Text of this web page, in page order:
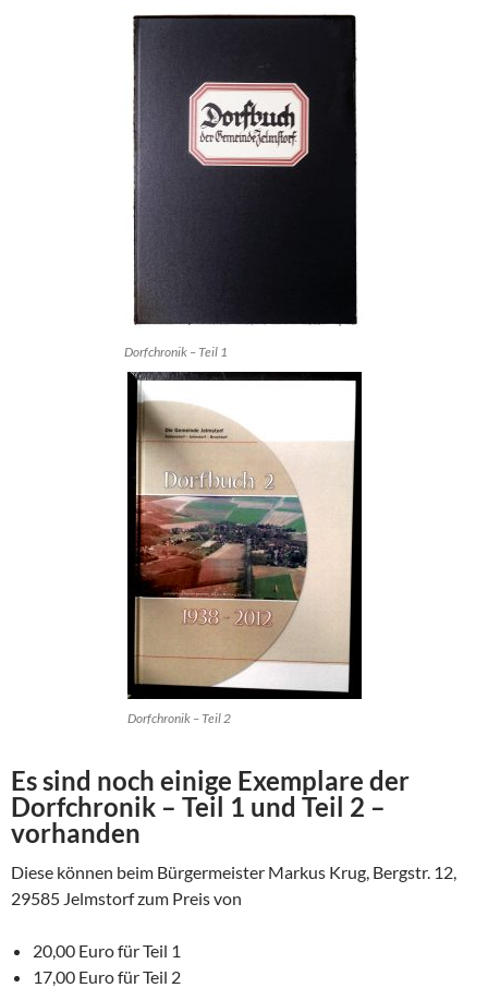
Dorfchronik – Teil 1
Dorfchronik – Teil 2
Es sind noch einige Exemplare der
Dorfchronik – Teil 1 und Teil 2 –
vorhanden
Diese können beim Bürgermeister Markus Krug, Bergstr. 12,
29585 Jelmstorf zum Preis von
20,00 Euro für Teil 1
17,00 Euro für Teil 2